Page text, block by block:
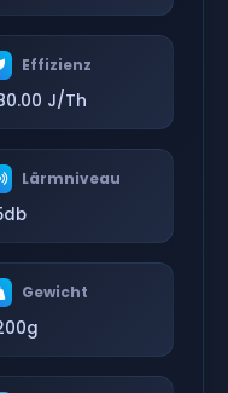
Effizienz
J/Th
Lärmniveau
Gewicht